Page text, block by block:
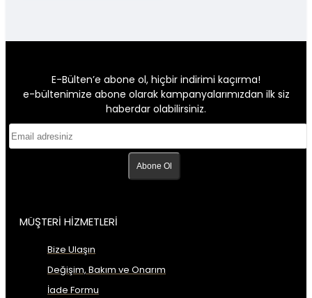
E-Bülten’e abone ol, hiçbir indirimi kaçırma!
e-bültenimize abone olarak kampanyalarımızdan ilk siz
haberdar olabilirsiniz.
Abone Ol
MÜŞTERİ HİZMETLERİ
Bize Ulaşın
Değişim, Bakım ve Onarım
İade Formu